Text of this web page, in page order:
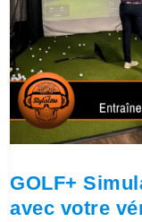
GOLF+
avec votre